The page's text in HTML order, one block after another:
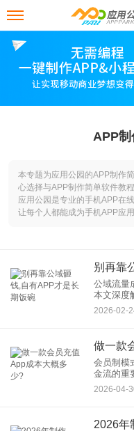
APP
本专题为应用公园的APP制作
心选择与APP制作简单软件教
应用公园是专业的手机APP在
让每个人都能成为手机APP应
别再靠
公域流量
本文深度
通过低成
2026-02-
做一款
会员制模
金流的重
售，还是
会员充值
2026-04-
2026年